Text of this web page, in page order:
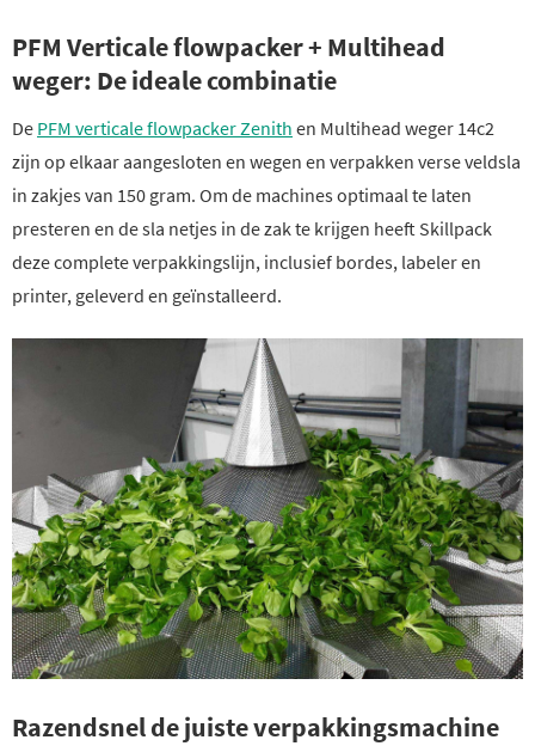
PFM Verticale flowpacker + Multihead
weger: De ideale combinatie
De PFM verticale flowpacker Zenith en Multihead weger 14c2
zijn op elkaar aangesloten en wegen en verpakken verse veldsla
in zakjes van 150 gram. Om de machines optimaal te laten
presteren en de sla netjes in de zak te krijgen heeft Skillpack
deze complete verpakkingslijn, inclusief bordes, labeler en
printer, geleverd en geïnstalleerd.
Razendsnel de juiste verpakkingsmachine